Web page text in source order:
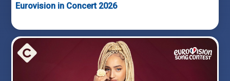
Eurovision in Concert 2026